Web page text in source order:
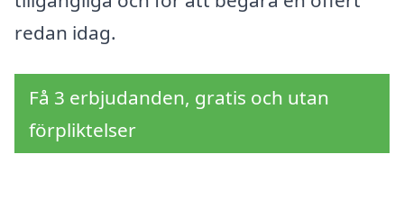
redan idag.
Få 3 erbjudanden, gratis och utan
förpliktelser